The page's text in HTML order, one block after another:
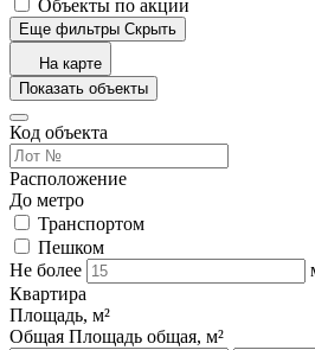
Объекты по акции
Еще фильтры Скрыть
На карте
Показать объекты
Код объекта
Расположение
До метро
Транспортом
Пешком
Не более
Квартира
Площадь, м²
Общая Площадь общая, м²